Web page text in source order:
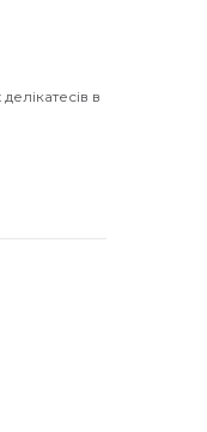
в